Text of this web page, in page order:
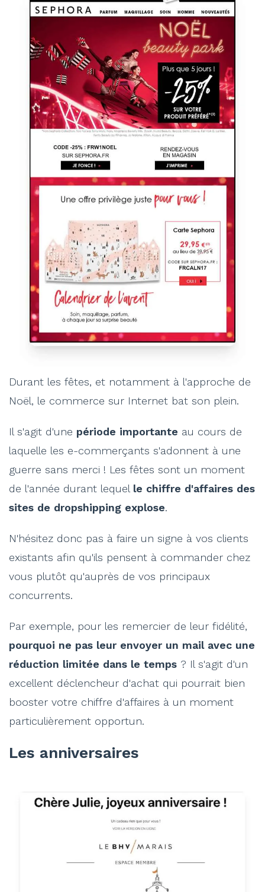
Durant les fêtes, et notamment à l'approche de
Noël, le commerce sur Internet bat son plein.
Il s'agit d'une période importante au cours de
laquelle les e-commerçants s'adonnent à une
guerre sans merci ! Les fêtes sont un moment
de l'année durant lequel le chiffre d'affaires des
sites de dropshipping explose.
N'hésitez donc pas à faire un signe à vos clients
existants afin qu'ils pensent à commander chez
vous plutôt qu'auprès de vos principaux
concurrents.
Par exemple, pour les remercier de leur fidélité,
pourquoi ne pas leur envoyer un mail avec une
réduction limitée dans le temps ? Il s'agit d'un
excellent déclencheur d'achat qui pourrait bien
booster votre chiffre d'affaires à un moment
particulièrement opportun.
Les anniversaires